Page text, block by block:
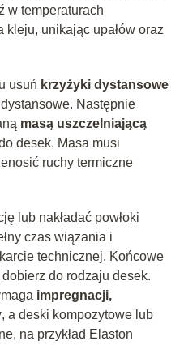
w temperaturach
kleju, unikając upałów oraz
usuń krzyżyki dystansowe
Następnie
masą uszczelniającą
desek. Masa musi
ruchy termiczne
lub nakładać powłoki
czas wiązania i
technicznej. Końcowe
do rodzaju desek.
impregnacji,
, a deski kompozytowe lub
na przykład Elaston